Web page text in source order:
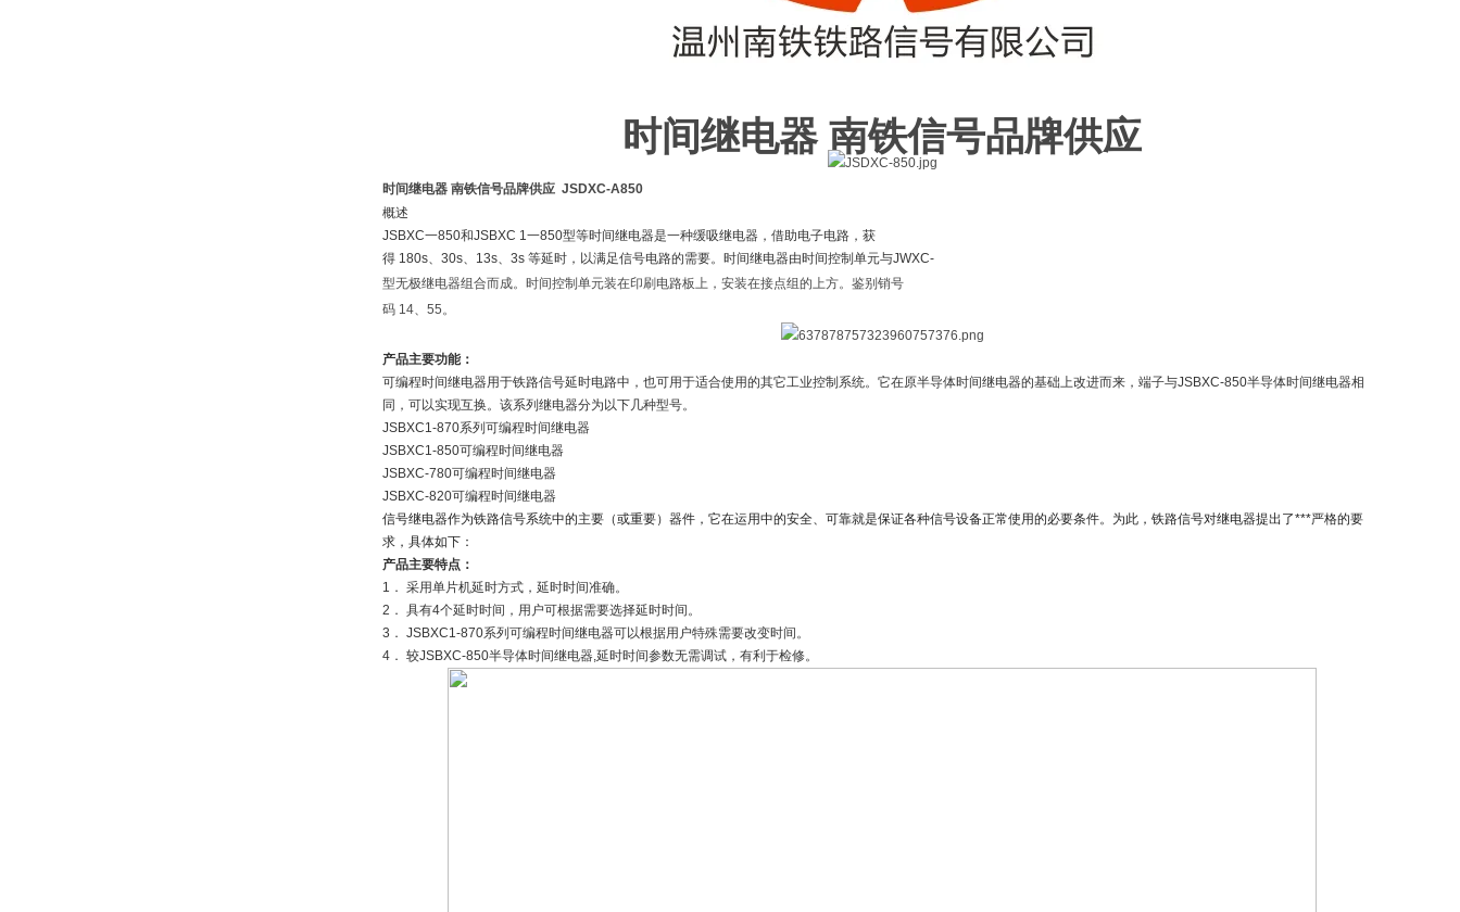
时间继电器 南铁信号品牌供应
时间继电器 南铁信号品牌供应 JSDXC-A850
概述
JSBXC一850和JSBXC 1一850型等时间继电器是一种缓吸继电器，借助电子电路，获
得 180s、30s、13s、3s 等延时，以满足信号电路的需要。时间继电器由时间控制单元与JWXC-
型无极继电器组合而成。时间控制单元装在印刷电路板上，安装在接点组的上方。鉴别销号
码 14、55。
产品主要功能：
可编程时间继电器用于铁路信号延时电路中，也可用于适合使用的其它工业控制系统。它在原半导体时间继电器的基础上改进而来，端子与JSBXC-850半导体时间继电器相
同，可以实现互换。该系列继电器分为以下几种型号。
JSBXC1-870系列可编程时间继电器
JSBXC1-850可编程时间继电器
JSBXC-780可编程时间继电器
JSBXC-820可编程时间继电器
信号继电器作为铁路信号系统中的主要（或重要）器件，它在运用中的安全、可靠就是保证各种信号设备正常使用的必要条件。为此，铁路信号对继电器提出了***严格的要
求，具体如下：
产品主要特点：
1． 采用单片机延时方式，延时时间准确。
2． 具有4个延时时间，用户可根据需要选择延时时间。
3． JSBXC1-870系列可编程时间继电器可以根据用户特殊需要改变时间。
4． 较JSBXC-850半导体时间继电器,延时时间参数无需调试，有利于检修。